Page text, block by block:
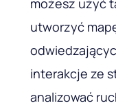
otrzymywać
parametrów
poprzednie
geolokalizacja;
typy